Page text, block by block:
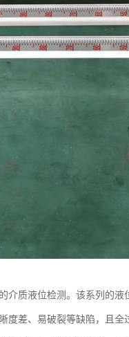
质液位检测。该系列的液
度差、易破裂等缺陷，且